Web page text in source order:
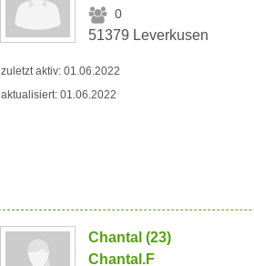
0
51379 Leverkusen
zuletzt aktiv: 01.06.2022
aktualisiert: 01.06.2022
Chantal (23)
Chantal.F